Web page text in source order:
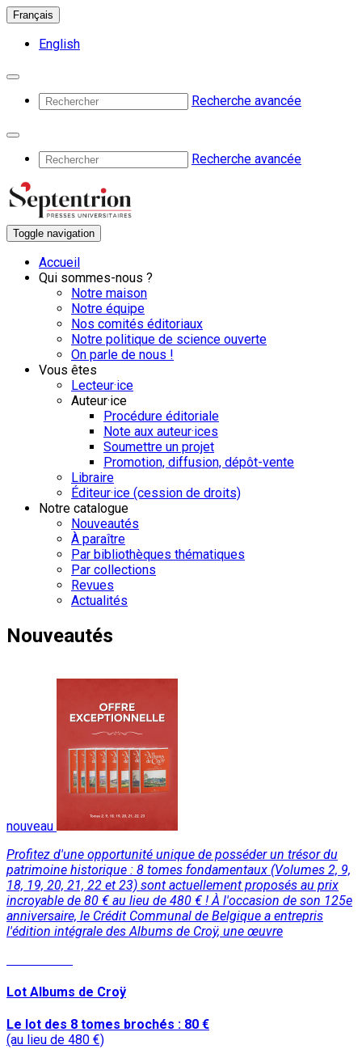
Français
English
Recherche avancée
Recherche avancée
Toggle navigation
Accueil
Qui sommes-nous ?
Notre maison
Notre équipe
Nos comités éditoriaux
Notre politique de science ouverte
On parle de nous !
Vous êtes
Lecteur·ice
Auteur·ice
Procédure éditoriale
Note aux auteur·ices
Soumettre un projet
Promotion, diffusion, dépôt-vente
Libraire
Éditeur·ice (cession de droits)
Notre catalogue
Nouveautés
À paraître
Par bibliothèques thématiques
Par collections
Revues
Actualités
Nouveautés
nouveau
Profitez d'une opportunité unique de posséder un trésor du
patrimoine historique : 8 tomes fondamentaux (Volumes 2, 9,
18, 19, 20, 21, 22 et 23) sont actuellement proposés au prix
incroyable de 80 € au lieu de 480 € ! À l'occasion de son 125e
anniversaire, le Crédit Communal de Belgique a entrepris
l'édition intégrale des Albums de Croÿ, une œuvre
Lot Albums de Croÿ
Le lot des 8 tomes brochés : 80 €
(au lieu de 480 €)